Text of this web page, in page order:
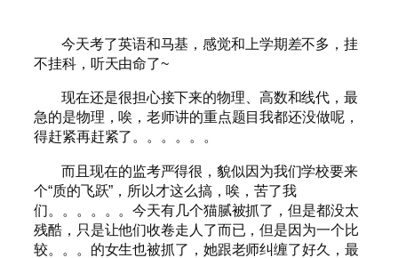
今天考了英语和马基，感觉和上学期差不多，挂
不挂科，听天由命了~
现在还是很担心接下来的物理、高数和线代，最
急的是物理，唉，老师讲的重点题目我都还没做呢，
得赶紧再赶紧了。。。。。。
而且现在的监考严得很，貌似因为我们学校要来
个“质的飞跃”，所以才这么搞，唉，苦了我
们。。。。。。今天有几个猫腻被抓了，但是都没太
残酷，只是让他们收卷走人了而已，但是因为一个比
较。。。的女生也被抓了，她跟老师纠缠了好久，最